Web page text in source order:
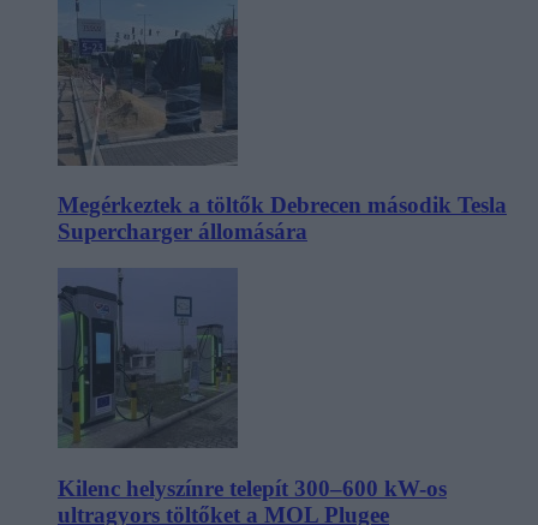
Megérkeztek a töltők Debrecen második Tesla
Supercharger állomására
Kilenc helyszínre telepít 300–600 kW-os
ultragyors töltőket a MOL Plugee